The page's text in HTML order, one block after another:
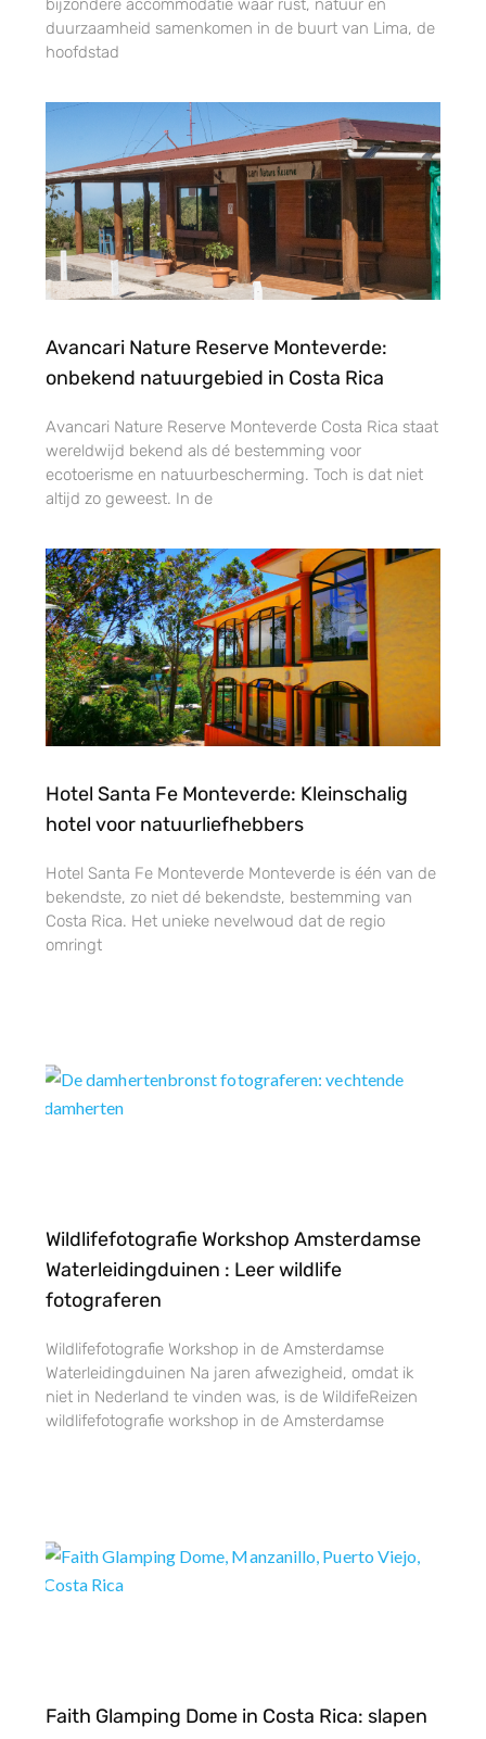
bijzondere accommodatie waar rust, natuur en
duurzaamheid samenkomen in de buurt van Lima, de
hoofdstad
Avancari Nature Reserve Monteverde:
onbekend natuurgebied in Costa Rica
Avancari Nature Reserve Monteverde Costa Rica staat
wereldwijd bekend als dé bestemming voor
ecotoerisme en natuurbescherming. Toch is dat niet
altijd zo geweest. In de
Hotel Santa Fe Monteverde: Kleinschalig
hotel voor natuurliefhebbers
Hotel Santa Fe Monteverde Monteverde is één van de
bekendste, zo niet dé bekendste, bestemming van
Costa Rica. Het unieke nevelwoud dat de regio
omringt
Wildlifefotografie Workshop Amsterdamse
Waterleidingduinen : Leer wildlife
fotograferen
Wildlifefotografie Workshop in de Amsterdamse
Waterleidingduinen Na jaren afwezigheid, omdat ik
niet in Nederland te vinden was, is de WildifeReizen
wildlifefotografie workshop in de Amsterdamse
Faith Glamping Dome in Costa Rica: slapen